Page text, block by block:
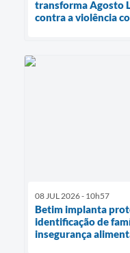
transforma Agosto
contra a violência
08 JUL 2026 - 10h57
Betim implanta
identificação de
insegurança